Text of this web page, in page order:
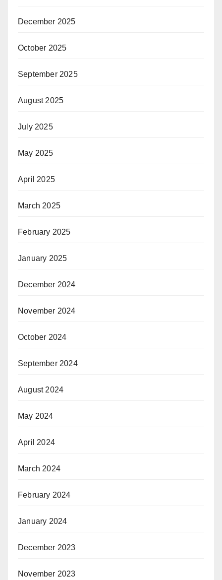
December 2025
October 2025
September 2025
August 2025
July 2025
May 2025
April 2025
March 2025
February 2025
January 2025
December 2024
November 2024
October 2024
September 2024
August 2024
May 2024
April 2024
March 2024
February 2024
January 2024
December 2023
November 2023